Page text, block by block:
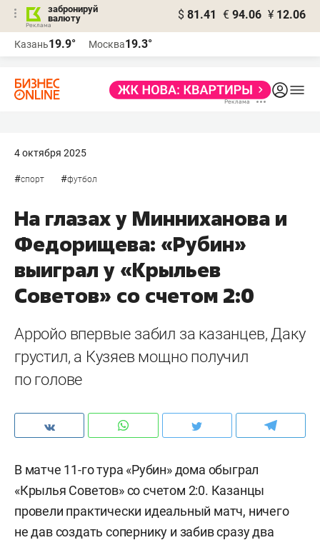
забронируй
валюту
$ 81.41 € 94.06 ¥ 12.06
Казань19.9° Москва19.3°
4 октября 2025
#спорт #футбол
На глазах у Минниханова и
Федорищева: «Рубин»
выиграл у «Крыльев
Советов» со счетом 2:0
Арройо впервые забил за казанцев, Даку
грустил, а Кузяев мощно получил
по голове
В матче 11-го тура «Рубин» дома обыграл
«Крылья Советов» со счетом 2:0. Казанцы
провели практически идеальный матч, ничего
не дав создать сопернику и забив сразу два